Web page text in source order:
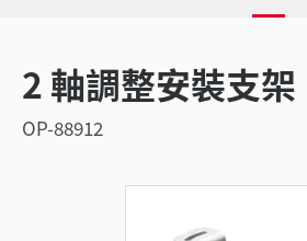
2 軸調整安裝支架
OP-88912